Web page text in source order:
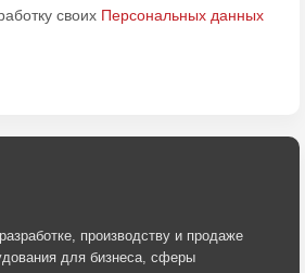
своих Персональных данных
производству и продаже
для бизнеса, сферы